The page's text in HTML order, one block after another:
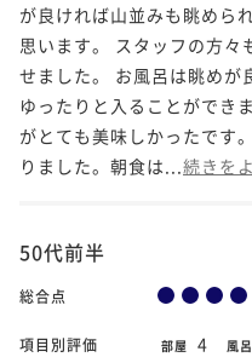
が良ければ山並みも眺めら
思います。 スタッフの方々
せました。 お風呂は眺めが
ゆったりと入ることができ
がとても美味しかったです
りました。朝食は... 続きを
50代前半
総合点
項目別評価 部屋 4 風呂